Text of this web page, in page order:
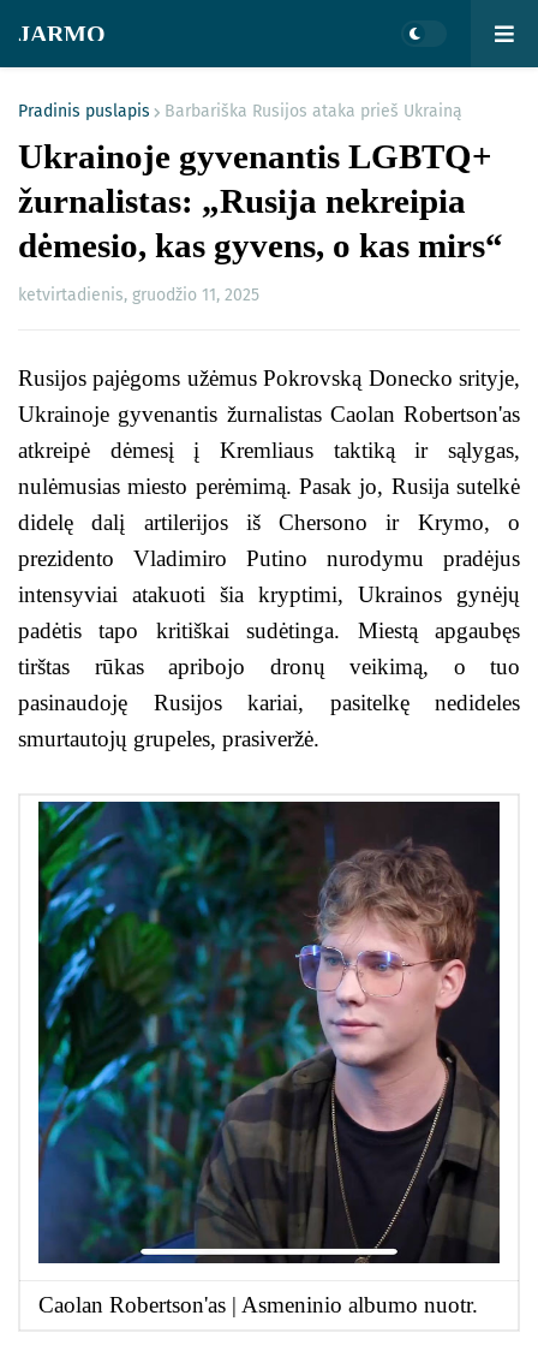
JARMO
Pradinis puslapis Barbariška Rusijos ataka prieš Ukrainą
Ukrainoje gyvenantis LGBTQ+
žurnalistas: „Rusija nekreipia
dėmesio, kas gyvens, o kas mirs“
ketvirtadienis, gruodžio 11, 2025
Rusijos pajėgoms užėmus Pokrovską Donecko srityje,
Ukrainoje gyvenantis žurnalistas Caolan Robertson'as
atkreipė dėmesį į Kremliaus taktiką ir sąlygas,
nulėmusias miesto perėmimą. Pasak jo, Rusija sutelkė
didelę dalį artilerijos iš Chersono ir Krymo, o
prezidento Vladimiro Putino nurodymu pradėjus
intensyviai atakuoti šia kryptimi, Ukrainos gynėjų
padėtis tapo kritiškai sudėtinga. Miestą apgaubęs
tirštas rūkas apribojo dronų veikimą, o tuo
pasinaudoję Rusijos kariai, pasitelkę nedideles
smurtautojų grupeles, prasiveržė.
Caolan Robertson'as | Asmeninio albumo nuotr.